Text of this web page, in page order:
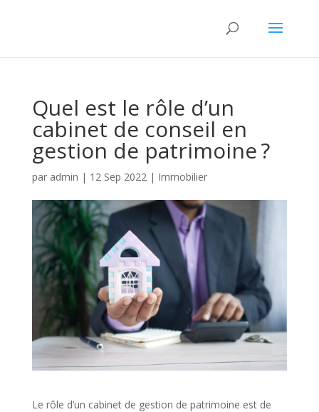
Quel est le rôle d’un
cabinet de conseil en
gestion de patrimoine ?
par admin | 12 Sep 2022| Immobilier
Le rôle d’un cabinet de gestion de patrimoine est de